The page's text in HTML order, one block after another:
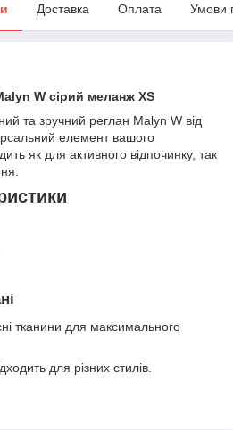
Доставка Оплата Умови
W сірий меланж XS
та зручний реглан Malyn W від
елемент вашого
як для активного відпочинку, так
тканини для максимального
для різних стилів.